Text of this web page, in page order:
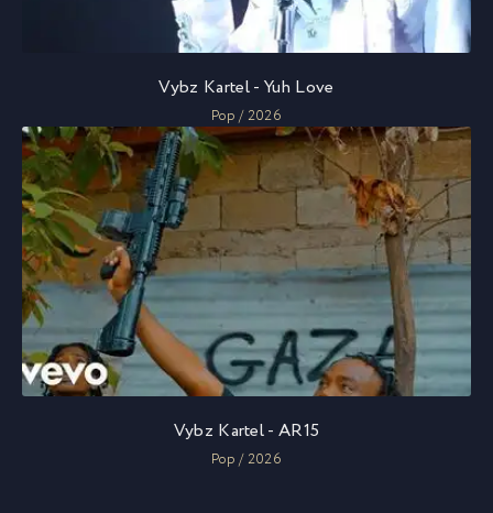
Vybz Kartel - Yuh Love
Pop / 2026
Vybz Kartel - AR15
Pop / 2026